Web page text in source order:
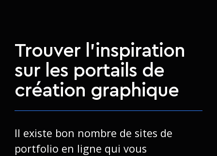
Trouver l'inspiration
sur les portails de
création graphique
Il existe bon nombre de sites de
portfolio en ligne qui vous